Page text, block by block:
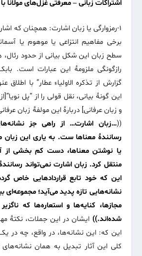
اشتراکات زبانی – معرفتی غزل‌های مولانا
۱-رمزوارگی یا زبان اشارت: همچنان که
برخی مفاهیم انتزاعی یا موهوم یا
سطح زبان این شکل بیانی از حدود رئال،
رازگونگی ملزومۀ این عبارات است.
گزارش از تذکره الاولیاء عطار” با اطلاق
این گونۀ بیانی، نقل قولی را از “پل
و زبان عرفانی] دربارۀ این مولفۀ زبان
((…زبان اشارت… از راهی جز
رسانندۀ معناها ست. به یاری این
یا نوشتن معناها، دست کم بخشی از
منتقل کرد. زبان اشارت نمی‌تواند
این که خود تابع قراردادهایی خاص
نشانه‌هایی تازه پدید می‌آید؛ مجموعه‌ای
مجازها، کنایه‌ها و استعاره‌ها که
شده‌اند.)) ایشان در این جملات، نکتۀ
این که: این نشانه‌ها، در واقع، چه در
کلی این آثار تبدیل به همان نشانه‌های